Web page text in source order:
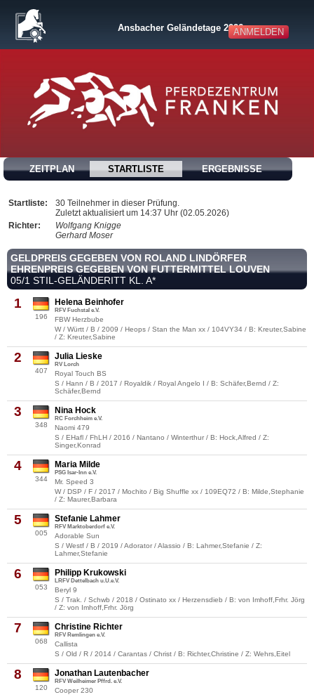
ANMELDEN
Ansbacher Geländetage 2026
ZEITPLAN STARTLISTE ERGEBNISSE
Startliste:
30 Teilnehmer in dieser Prüfung.
Zuletzt aktualisiert um 14:37 Uhr (02.05.2026)
Richter:
Wolfgang Knigge
Gerhard Moser
GELDPREIS GEGEBEN VON ROLAND LINDÖRFER
EHRENPREIS GEGEBEN VON FUTTERMITTEL LOUVEN
05/1 STIL-GELÄNDERITT KL. A*
1
196
Helena Beinhofer
RFV Fuchstal e.V.
FBW Herzbube
W / Württ / B / 2009 / Heops / Stan the Man xx / 104VY34 / B: Kreuter,Sabine
/ Z: Kreuter,Sabine
2
407
Julia Lieske
RV Lorch
Royal Touch BS
S / Hann / B / 2017 / Royaldik / Royal Angelo I / B: Schäfer,Bernd / Z:
Schäfer,Bernd
3
348
Nina Hock
RC Forchheim e.V.
Naomi 479
S / EHafl / FhLH / 2016 / Nantano / Winterthur / B: Hock,Alfred / Z:
Singer,Konrad
4
344
Maria Milde
PSG Isar-Inn e.V.
Mr. Speed 3
W / DSP / F / 2017 / Mochito / Big Shuffle xx / 109EQ72 / B: Milde,Stephanie
/ Z: Maurer,Barbara
5
005
Stefanie Lahmer
RFV Marktoberdorf e.V.
Adorable Sun
S / Westf / B / 2019 / Adorator / Alassio / B: Lahmer,Stefanie / Z:
Lahmer,Stefanie
6
053
Philipp Krukowski
LRFV Dettelbach u.U.e.V.
Beryl 9
S / Trak. / Schwb / 2018 / Ostinato xx / Herzensdieb / B: von Imhoff,Frhr. Jörg
/ Z: von Imhoff,Frhr. Jörg
7
068
Christine Richter
RFV Remlingen e.V.
Callista
S / Old / R / 2014 / Carantas / Christ / B: Richter,Christine / Z: Wehrs,Eitel
8
120
Jonathan Lautenbacher
RFV Weilheimer Pffrd. e.V.
Cooper 230